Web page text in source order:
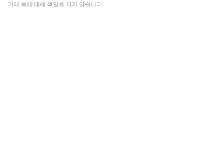
거래 등에 대해 책임을 지지 않습니다.